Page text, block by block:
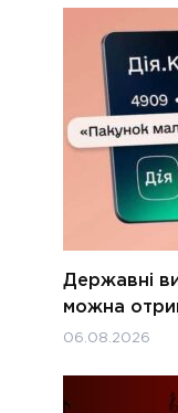
Державні
можна
06.08.2026